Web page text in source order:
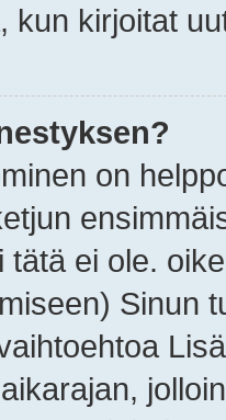
kun kirjoitat
on
tätä ei ole.
Sinun